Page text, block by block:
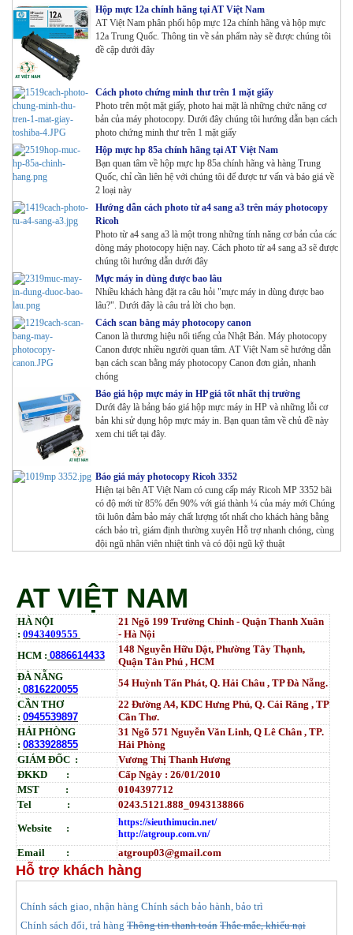
Hộp mực 12a chính hãng tại AT Việt Nam
AT Việt Nam phân phối hộp mực 12a chính hãng và hộp mực
12a Trung Quốc. Thông tin về sản phẩm này sẽ được chúng tôi
đề cập dưới đây
Cách photo chứng minh thư trên 1 mặt giấy
Photo trên một mặt giấy, photo hai mặt là những chức năng cơ
bản của máy photocopy. Dưới đây chúng tôi hướng dẫn bạn cách
photo chứng minh thư trên 1 mặt giấy
Hộp mực hp 85a chính hãng tại AT Việt Nam
Bạn quan tâm về hộp mực hp 85a chính hãng và hàng Trung
Quốc, chỉ cần liên hệ với chúng tôi để được tư vấn và báo giá về
2 loại này
Hướng dẫn cách photo từ a4 sang a3 trên máy photocopy
Ricoh
Photo từ a4 sang a3 là một trong những tính năng cơ bản của các
dòng máy photocopy hiện nay. Cách photo từ a4 sang a3 sẽ được
chúng tôi hướng dẫn dưới đây
Mực máy in dùng được bao lâu
Nhiều khách hàng đặt ra câu hỏi "mực máy in dùng được bao
lâu?". Dưới đây là câu trả lời cho bạn.
Cách scan bằng máy photocopy canon
Canon là thương hiệu nổi tiếng của Nhật Bản. Máy photocopy
Canon được nhiều người quan tâm. AT Việt Nam sẽ hướng dẫn
bạn cách scan bằng máy photocopy Canon đơn giản, nhanh
chóng
Báo giá hộp mực máy in HP giá tốt nhất thị trường
Dưới đây là bảng báo giá hộp mực máy in HP và những lỗi cơ
bản khi sử dụng hộp mực máy in. Bạn quan tâm về chủ đề này
xem chi tiết tại đây.
Báo giá máy photocopy Ricoh 3352
Hiện tại bên AT Việt Nam có cung cấp máy Ricoh MP 3352 bãi
có độ mới từ 85% đến 90% với giá thành ¼ của máy mới Chúng
tôi luôn đảm bảo máy chất lượng tốt nhất cho khách hàng bằng
cách bảo trì, giám định thường xuyên Hỗ trợ nhanh chóng, cùng
đội ngũ nhân viên nhiệt tình và có đội ngũ kỹ thuật
AT VIỆT NAM
HÀ NỘI
: 0943409555
21 Ngõ 199 Trường Chinh - Quận Thanh Xuân
- Hà Nội
HCM : 0886614433
148 Nguyễn Hữu Dật, Phường Tây Thạnh,
Quận Tân Phú , HCM
ĐÀ NẴNG
: 0816220055
54 Huỳnh Tấn Phát, Q. Hải Châu , TP Đà Nẵng.
CẦN THƠ
: 0945539897
22 Đường A4, KDC Hưng Phú, Q. Cái Răng , TP
Cần Thơ.
HẢI PHÒNG
: 0833928855
31 Ngõ 571 Nguyễn Văn Linh, Q Lê Chân , TP.
Hải Phòng
GIÁM ĐỐC :
Vương Thị Thanh Hương
ĐKKD :
Cấp Ngày : 26/01/2010
MST :
0104397712
Tel :
0243.5121.888_0943138866
Website :
https://sieuthimucin.net/
http://atgroup.com.vn/
Email : atgroup03@gmail.com
Hỗ trợ khách hàng
Chính sách giao, nhận hàng Chính sách bảo hành, bảo trì
Chính sách đổi, trả hàng Thông tin thanh toán Thắc mắc, khiếu nại